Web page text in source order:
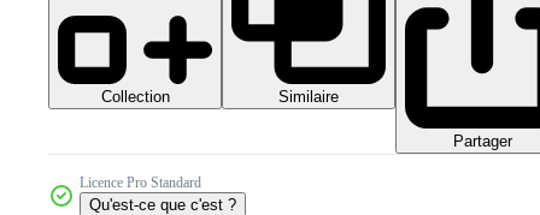
Collection Similaire
Partager
Licence Pro Standard
Qu'est-ce que c'est ?